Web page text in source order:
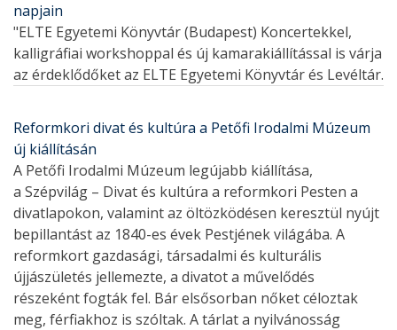
napjain
"ELTE Egyetemi Könyvtár (Budapest) Koncertekkel,
kalligráfiai workshoppal és új kamarakiállítással is várja
az érdeklődőket az ELTE Egyetemi Könyvtár és Levéltár.
Reformkori divat és kultúra a Petőfi Irodalmi Múzeum
új kiállításán
A Petőfi Irodalmi Múzeum legújabb kiállítása,
a Szépvilág – Divat és kultúra a reformkori Pesten a
divatlapokon, valamint az öltözködésen keresztül nyújt
bepillantást az 1840-es évek Pestjének világába. A
reformkort gazdasági, társadalmi és kulturális
újjászületés jellemezte, a divatot a művelődés
részeként fogták fel. Bár elsősorban nőket céloztak
meg, férfiakhoz is szóltak. A tárlat a nyilvánosság